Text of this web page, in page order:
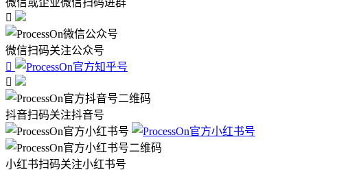
微信或企业微信扫码进群

微信扫码关注公众号


抖音扫码关注抖音号
小红书扫码关注小红书号